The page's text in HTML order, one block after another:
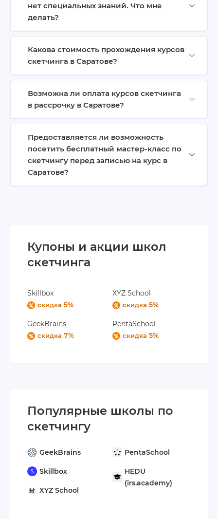
нет специальных знаний. Что мне
делать?
Какова стоимость прохождения курсов
скетчинга в Саратове?
Возможна ли оплата курсов скетчинга
в рассрочку в Саратове?
Предоставляется ли возможность
посетить бесплатный мастер-класс по
скетчингу перед записью на курс в
Саратове?
Купоны и акции школ
скетчинга
Skillbox
скидка 5%
GeekBrains
скидка 7%
XYZ School
скидка 5%
PentaSchool
скидка 5%
Популярные школы по
скетчингу
GeekBrains
Skillbox
XYZ School
PentaSchool
HEDU
(irs.academy)